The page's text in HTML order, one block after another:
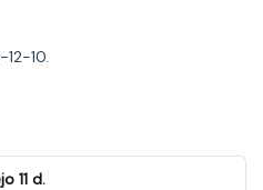
10.
11 d.